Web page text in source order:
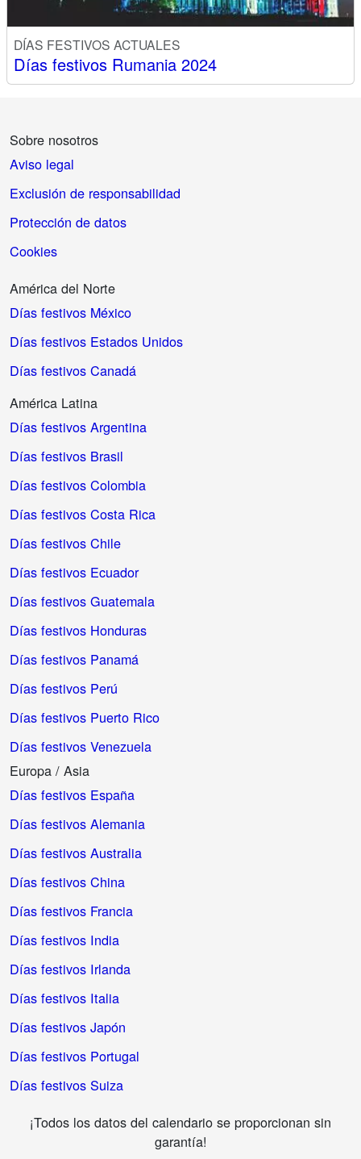
DÍAS FESTIVOS ACTUALES
Días festivos Rumania 2024
Sobre nosotros
Aviso legal
Exclusión de responsabilidad
Protección de datos
Cookies
América del Norte
Días festivos México
Días festivos Estados Unidos
Días festivos Canadá
América Latina
Días festivos Argentina
Días festivos Brasil
Días festivos Colombia
Días festivos Costa Rica
Días festivos Chile
Días festivos Ecuador
Días festivos Guatemala
Días festivos Honduras
Días festivos Panamá
Días festivos Perú
Días festivos Puerto Rico
Días festivos Venezuela
Europa / Asia
Días festivos España
Días festivos Alemania
Días festivos Australia
Días festivos China
Días festivos Francia
Días festivos India
Días festivos Irlanda
Días festivos Italia
Días festivos Japón
Días festivos Portugal
Días festivos Suiza
¡Todos los datos del calendario se proporcionan sin
garantía!